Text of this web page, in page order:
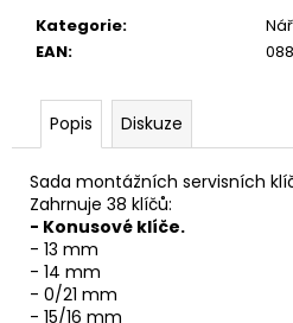
Kategorie:
EAN:
Popis Diskuze
Sada montážních servisních
Zahrnuje 38 klíčů:
- Konusové klíče.
- 13 mm
- 14 mm
- 0/21 mm
- 15/16 mm
D
o
p
č
u
e
m
e